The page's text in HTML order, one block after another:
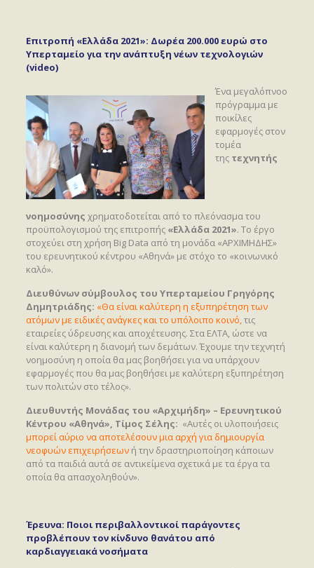
Επιτροπή «Ελλάδα 2021»: Δωρέα 200.000 ευρώ στο
Υπερταμείο για την ανάπτυξη νέων τεχνολογιών
(video)
Ένα μεγαλόπνοο
πρόγραμμα με
ποικίλες
εφαρμογές στον
τομέα
της τεχνητής
νοημοσύνης χρηματοδοτείται από το πλεόνασμα του
προϋπολογισμού της επιτροπής «Ελλάδα 2021». Το έργο
στοχεύει στη χρήση Big Data από τη μονάδα «ΑΡΧΙΜΗΔΗΣ»
του ερευνητικού κέντρου «Αθηνά» με στόχο το «κοινωνικό
καλό».
Διευθύνων σύμβουλος του Υπερταμείου Γρηγόρης
Δημητριάδης: «Θα είναι καλύτερη η εξυπηρέτηση των
ατόμων με ειδικές ανάγκες και το υπόλοιπο κοινό,τις
εταιρείες ύδρευσης και αποχέτευσης. Στα ΕΛΤΑ, ώστε να
είναι καλύτερη η διανομή των δεμάτων. Έχουμε την τεχνητή
νοημοσύνη η οποία θα μας βοηθήσει για να υπάρχουν
εφαρμογές που θα μας βοηθήσει με καλύτερη εξυπηρέτηση
των πολιτών στο τέλος».
Διευθυντής Μονάδας του «Αρχιμήδη» – Ερευνητικού
Κέντρου «Αθηνά», Τίμος Σέλης: «Αυτές οι υλοποιήσεις
μπορεί αύριο να αποτελέσουν μια αρχή για δημιουργία
νεοφυών επιχειρήσεωνή την δραστηριοποίηση κάποιων
από τα παιδιά αυτά σε αντικείμενα σχετικά με τα έργα τα
οποία θα απασχοληθούν».
Έρευνα: Ποιοι περιβαλλοντικοί παράγοντες
προβλέπουν τον κίνδυνο θανάτου από
καρδιαγγειακά νοσήματα